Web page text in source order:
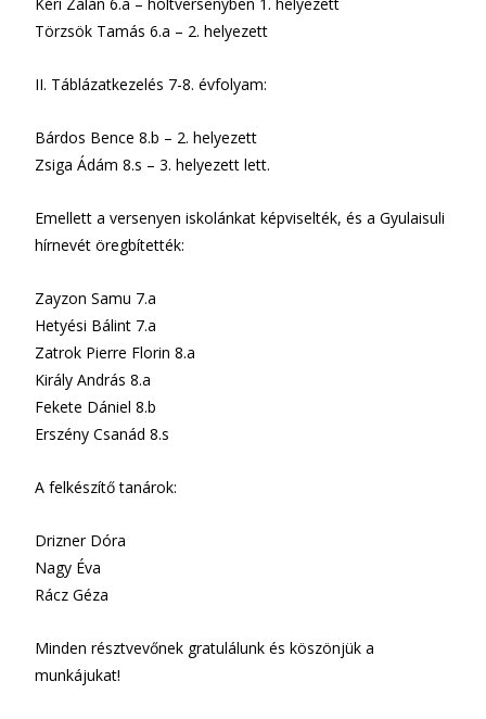
Törzsök Tamás 6.a – 2. helyezett
II. Táblázatkezelés 7-8. évfolyam:
Bárdos Bence 8.b – 2. helyezett
Zsiga Ádám 8.s – 3. helyezett lett.
Emellett a versenyen iskolánkat képviselték, és a Gyulaisuli
hírnevét öregbítették:
Zayzon Samu 7.a
Hetyési Bálint 7.a
Zatrok Pierre Florin 8.a
Király András 8.a
Fekete Dániel 8.b
Erszény Csanád 8.s
A felkészítő tanárok:
Drizner Dóra
Nagy Éva
Rácz Géza
Minden résztvevőnek gratulálunk és köszönjük a
munkájukat!